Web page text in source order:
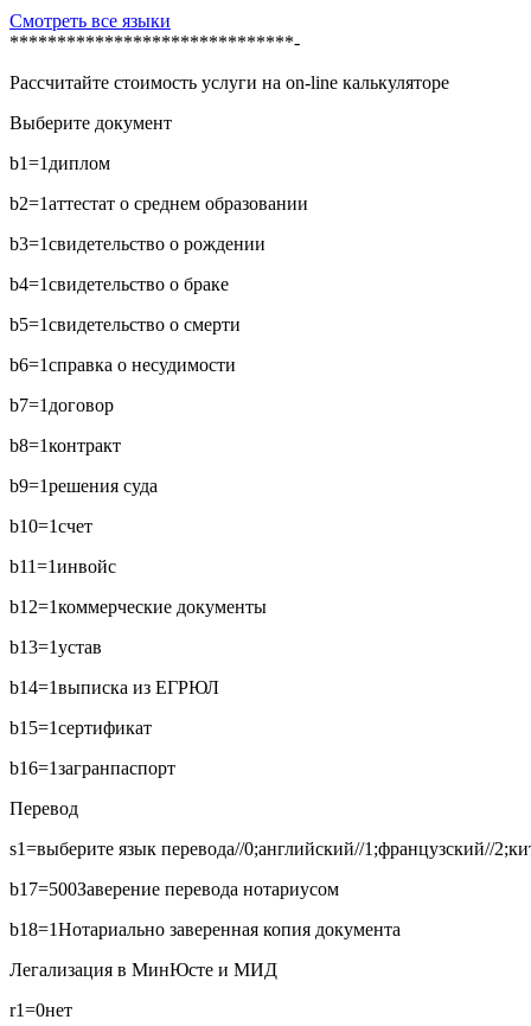
Смотреть все языки
******************************-
Рассчитайте стоимость услуги на on-line калькуляторе
Выберите документ
b1=1 диплом
b2=1аттестат о среднем образовании
b3=1свидетельство о рождении
b4=1свидетельство о браке
b5=1свидетельство о смерти
b6=1справка о несудимости
b7=1 договор
b8=1контракт
b9=1решения суда
b10=1счет
b11=1инвойс
b12=1коммерческие документы
b13=1устав
b14=1выписка из ЕГРЮЛ
b15=1сертификат
b16=1загранпаспорт
Перевод
s1=выберите язык перевода//0;английский//1;французский//
b17=500Заверение перевода нотариусом
b18=1Нотариально заверенная копия документа
Легализация в МинЮсте и МИД
r1=0нет